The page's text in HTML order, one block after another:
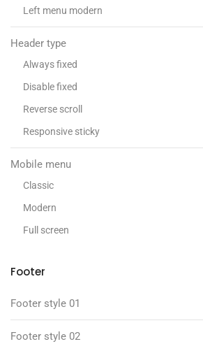
Left menu modern
Header type
Always fixed
Disable fixed
Reverse scroll
Responsive sticky
Mobile menu
Classic
Modern
Full screen
Footer
Footer style 01
Footer style 02